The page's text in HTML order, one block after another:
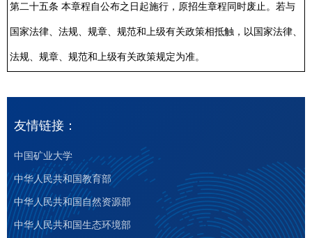
第二十五条 本章程自公布之日起施行，原招生章程同时废止。若与
国家法律、法规、规章、规范和上级有关政策相抵触，以国家法律、
法规、规章、规范和上级有关政策规定为准。
友情链接：
中国矿业大学
中华人民共和国教育部
中华人民共和国自然资源部
中华人民共和国生态环境部